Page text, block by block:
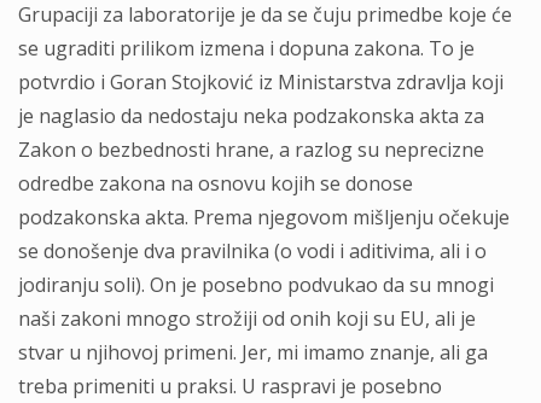
Grupaciji za laboratorije je da se čuju primedbe koje će
se ugraditi prilikom izmena i dopuna zakona. To je
potvrdio i Goran Stojković iz Ministarstva zdravlja koji
je naglasio da nedostaju neka podzakonska akta za
Zakon o bezbednosti hrane, a razlog su neprecizne
odredbe zakona na osnovu kojih se donose
podzakonska akta. Prema njegovom mišljenju očekuje
se donošenje dva pravilnika (o vodi i aditivima, ali i o
jodiranju soli). On je posebno podvukao da su mnogi
naši zakoni mnogo strožiji od onih koji su EU, ali je
stvar u njihovoj primeni. Jer, mi imamo znanje, ali ga
treba primeniti u praksi. U raspravi je posebno